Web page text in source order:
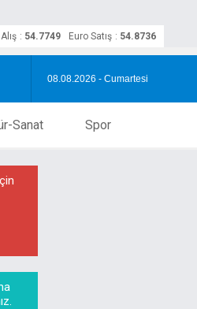
: 54.7749 Euro Satış : 54.8736
08.08.2026 - Cumartesi
Sanat Spor